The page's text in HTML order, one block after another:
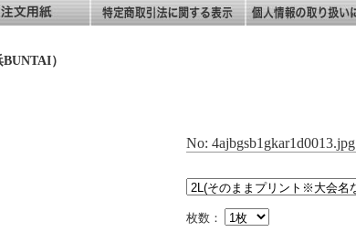
）
No: 4ajbgsb1gkar1d0013.jpg
枚数：